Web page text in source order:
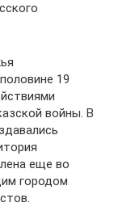
19
войны. В
еще во
городом